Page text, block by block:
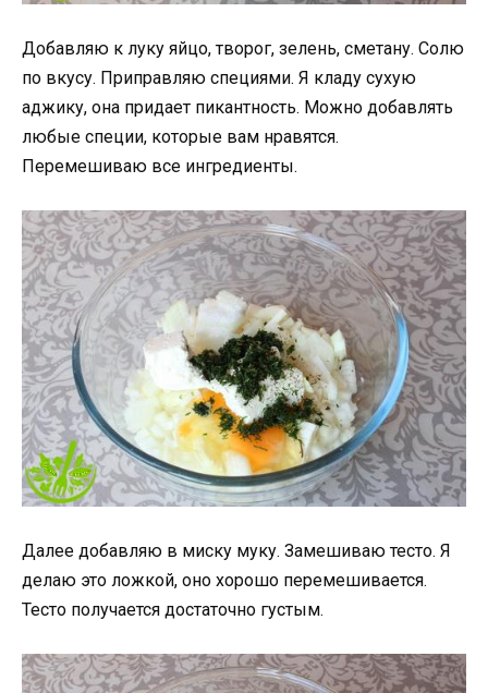
Добавляю к луку яйцо, творог, зелень, сметану. Солю
по вкусу. Приправляю специями. Я кладу сухую
аджику, она придает пикантность. Можно добавлять
любые специи, которые вам нравятся.
Перемешиваю все ингредиенты.
Далее добавляю в миску муку. Замешиваю тесто. Я
делаю это ложкой, оно хорошо перемешивается.
Тесто получается достаточно густым.